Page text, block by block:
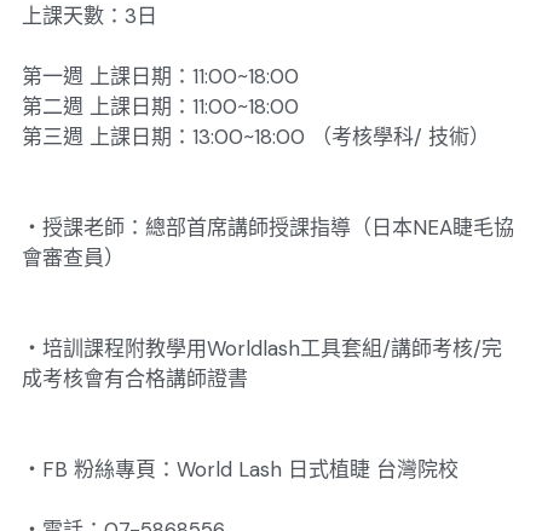
上課天數：3日
第一週 上課日期：11:00~18:00
第二週 上課日期：11:00~18:00
第三週 上課日期：13:00~18:00 （考核學科/ 技術）
・授課老師：總部首席講師授課指導（日本NEA睫毛協
會審查員）
・培訓課程附教學用Worldlash工具套組/講師考核/完
成考核會有合格講師證書
・FB 粉絲專頁：World Lash 日式植睫 台灣院校